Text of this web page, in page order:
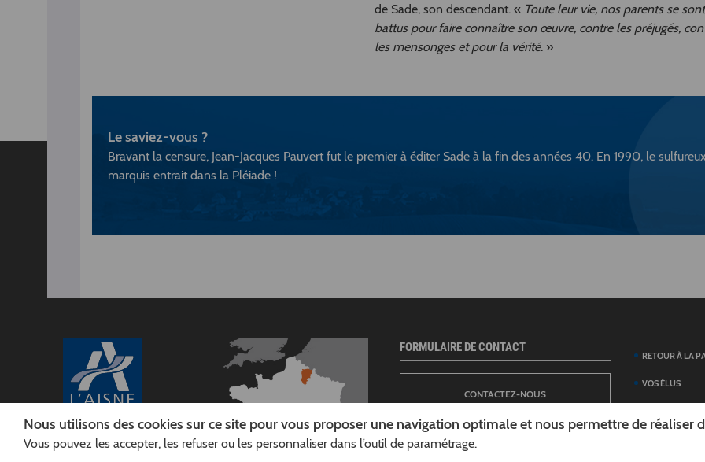
de Sade, son descendant. « Toute leur vie, nos parents se sont
battus pour faire connaître son œuvre, contre les préjugés,
les mensonges et pour la vérité. »
Le saviez-vous ?
Bravant la censure, Jean-Jacques Pauvert fut le premier à éditer Sade à la fin des années 40. En 1990, le
marquis entrait dans la Pléiade !
CONSEIL
FORMULAIRE DE CONTACT
CONTACTEZ-NOUS
RETOUR À LA
VOS ÉLUS
DÉPARTEMENT
Nous utilisons des cookies sur ce site pour vous proposer une navigation optimale et nous permettre de réaliser
Vous pouvez les accepter, les refuser ou les personnaliser dans l’outil de paramétrage.